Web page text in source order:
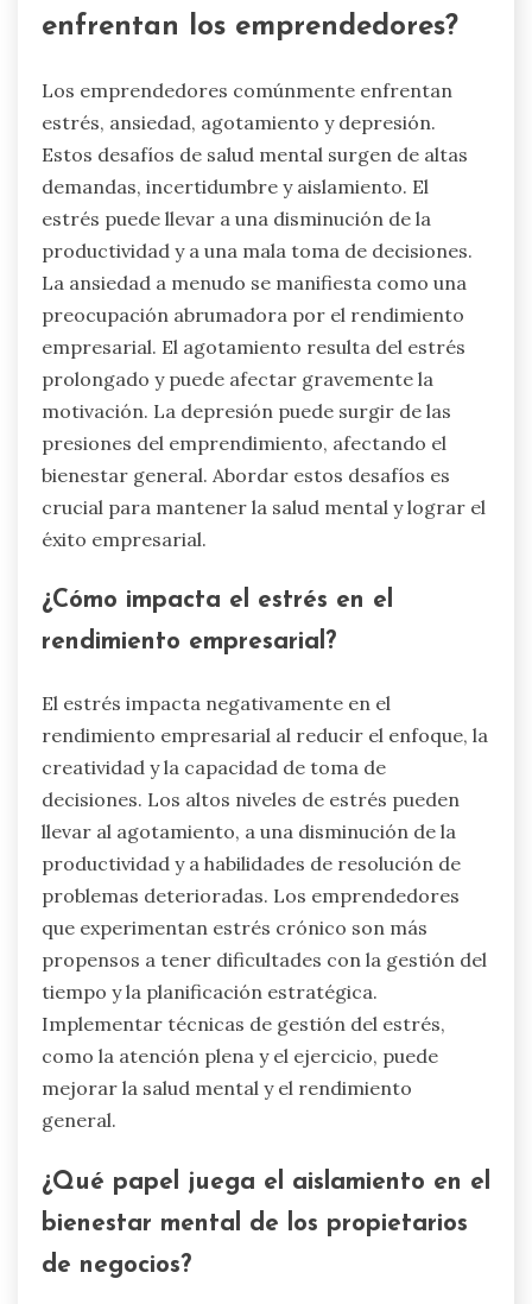
enfrentan los emprendedores?
Los emprendedores comúnmente enfrentan
estrés, ansiedad, agotamiento y depresión.
Estos desafíos de salud mental surgen de altas
demandas, incertidumbre y aislamiento. El
estrés puede llevar a una disminución de la
productividad y a una mala toma de decisiones.
La ansiedad a menudo se manifiesta como una
preocupación abrumadora por el rendimiento
empresarial. El agotamiento resulta del estrés
prolongado y puede afectar gravemente la
motivación. La depresión puede surgir de las
presiones del emprendimiento, afectando el
bienestar general. Abordar estos desafíos es
crucial para mantener la salud mental y lograr el
éxito empresarial.
¿Cómo impacta el estrés en el
rendimiento empresarial?
El estrés impacta negativamente en el
rendimiento empresarial al reducir el enfoque, la
creatividad y la capacidad de toma de
decisiones. Los altos niveles de estrés pueden
llevar al agotamiento, a una disminución de la
productividad y a habilidades de resolución de
problemas deterioradas. Los emprendedores
que experimentan estrés crónico son más
propensos a tener dificultades con la gestión del
tiempo y la planificación estratégica.
Implementar técnicas de gestión del estrés,
como la atención plena y el ejercicio, puede
mejorar la salud mental y el rendimiento
general.
¿Qué papel juega el aislamiento en el
bienestar mental de los propietarios
de negocios?